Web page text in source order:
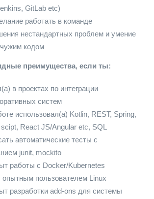
GitLab etc)
работать в команде
нестандартных проблем и умение
кодом
преимущества, если ты:
в проектах по интеграции
систем
использовал(а) Kotlin, REST, Spring,
React JS/Angular etc, SQL
автоматические тесты с
junit, mockito
работы с Docker/Kubernetes
пользователем Linux
разработки add-ons для системы